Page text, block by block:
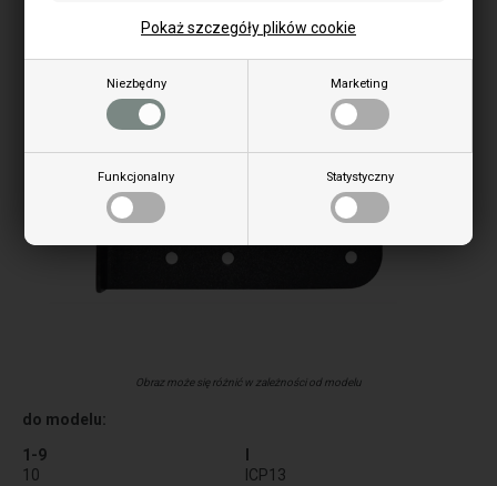
Niezbędny Marketing
Funkcjonalny Statystyczny
Pokaż szczegóły plików cookie
Obraz może się różnić w zależności od modelu
do modelu:
1-9
10
I
ICP13